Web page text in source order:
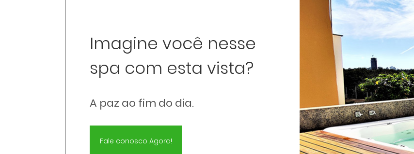
Imagine você nesse
spa com esta vista?
A paz ao fim do dia.
Fale conosco Agora!